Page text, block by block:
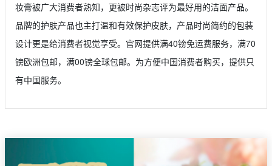
妆膏被广大消费者熟知，更被时尚杂志评为最好用的洁面产品。
品牌的护肤产品也主打温和有效保护皮肤，产品时尚简约的包装
设计更是给消费者视觉享受。官网提供满40镑免运费服务，满70
镑欧洲包邮，满00镑全球包邮。为方便中国消费者购买，提供只
有中国服务。